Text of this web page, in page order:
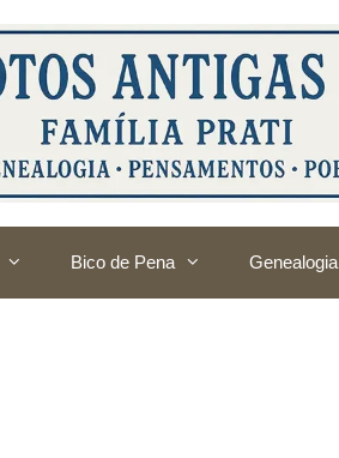
Bico de Pena Genealogia